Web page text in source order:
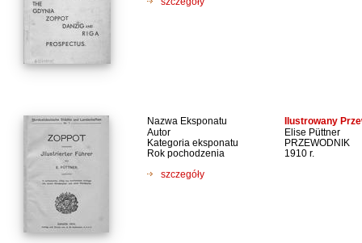
Nazwa Eksponatu Ilustrowany
Autor
Elise Püttner
Kategoria eksponatu
PRZEWODNIK
Rok pochodzenia
1910 r.
szczegóły